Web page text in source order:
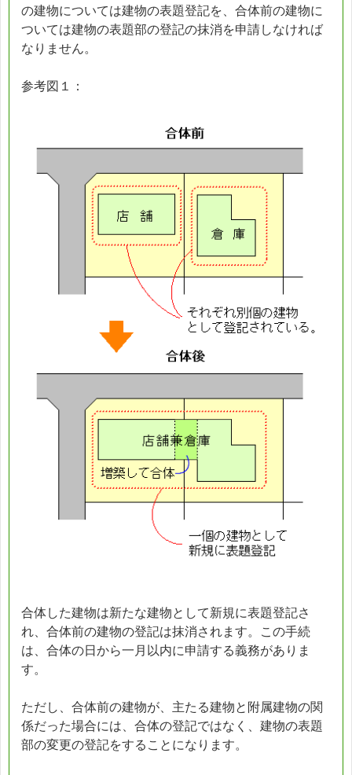
の建物については建物の表題登記を、合体前の建物に
ついては建物の表題部の登記の抹消を申請しなければ
なりません。
参考図１：
合体した建物は新たな建物として新規に表題登記さ
れ、合体前の建物の登記は抹消されます。この手続
は、合体の日から一月以内に申請する義務がありま
す。
ただし、合体前の建物が、主たる建物と附属建物の関
係だった場合には、合体の登記ではなく、建物の表題
部の変更の登記をすることになります。